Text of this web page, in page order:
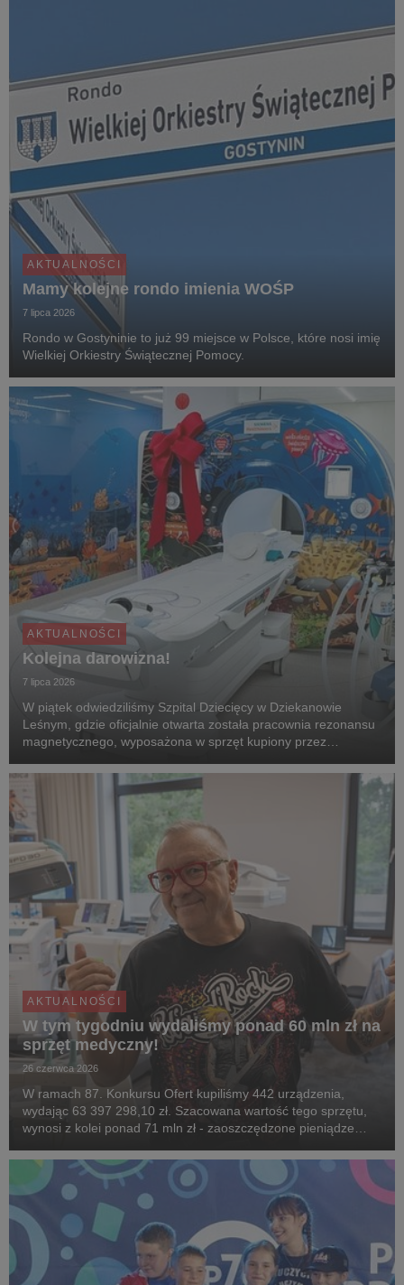
AKTUALNOŚCI
Mamy kolejne rondo imienia WOŚP
7 lipca 2026
Rondo w Gostyninie to już 99 miejsce w Polsce, które nosi imię
Wielkiej Orkiestry Świątecznej Pomocy.
AKTUALNOŚCI
Kolejna darowizna!
7 lipca 2026
W piątek odwiedziliśmy Szpital Dziecięcy w Dziekanowie
Leśnym, gdzie oficjalnie otwarta została pracownia rezonansu
magnetycznego, wyposażona w sprzęt kupiony przez
AKTUALNOŚCI
W tym tygodniu wydaliśmy ponad 60 mln zł na
sprzęt medyczny!
26 czerwca 2026
W ramach 87. Konkursu Ofert kupiliśmy 442 urządzenia,
wydając 63 397 298,10 zł. Szacowana wartość tego sprzętu,
wynosi z kolei ponad 71 mln zł - zaoszczędzone pieniądze